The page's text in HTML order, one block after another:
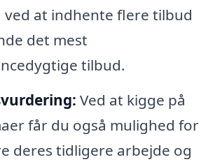
ved at indhente flere tilbud
det mest
tilbud.
Ved at kigge på
får du også mulighed for
deres tidligere arbejde og